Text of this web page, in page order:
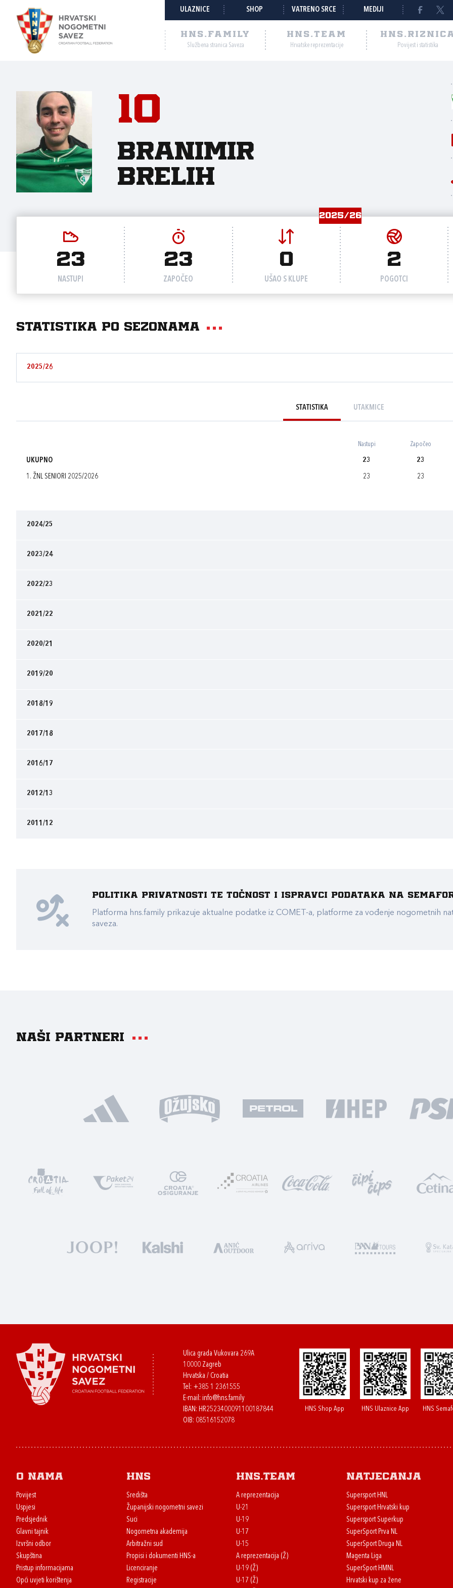
ULAZNICE SHOP VATRENO SRCE MEDIJI
HNS.FAMILY
Službena stranica Saveza
HNS.TEAM
Hrvatske reprezentacije Povijest i statistika
10
Branimir
Brelih
2025/26
23
NASTUPI
23
ZAPOČEO
0
UŠAO S KLUPE
2
POGOTCI
Statistika po sezonama
2025/26
STATISTIKA UTAKMICE
Nastupi Započeo
UKUPNO 23 23
1. ŽNL SENIORI 2025/2026 23 23
2024/25
2023/24
2022/23
2021/22
2020/21
2019/20
2018/19
2017/18
2016/17
2012/13
2011/12
Politika privatnosti te točnost i ispravci podataka na
Platforma hns.family prikazuje aktualne podatke iz COMET-a, platforme za vođenje nogometnih
saveza.
Naši partneri
Ulica grada Vukovara 269A
10000 Zagreb
Hrvatska / Croatia
Tel: +385 1 2361555
E-mail: info@hns.family
IBAN: HR2523400091100187844
OIB: 08516152078
HNS Shop App HNS Ulaznice App HNS
O nama
Povijest
Uspjesi
Predsjednik
Glavni tajnik
Izvršni odbor
Skupština
Pristup informacijama
Opći uvjeti korištenja
HNS
Središta
Županijski nogometni savezi
Suci
Nogometna akademija
Arbitražni sud
Propisi i dokumenti HNS-a
Licenciranje
Registracije
HNS.team
A reprezentacija
U-21
U-19
U-17
U-15
A reprezentacija (Ž)
U-19 (Ž)
U-17 (Ž)
Natjecanja
Supersport HNL
Supersport Hrvatski kup
Supersport Superkup
SuperSport Prva NL
SuperSport Druga NL
Magenta Liga
SuperSport HMNL
Hrvatski kup za žene